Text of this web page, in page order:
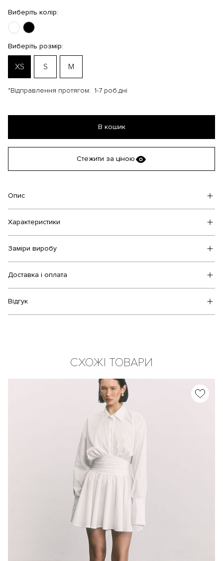
Виберіть колір:
Виберіть розмір:
XS S M
*Відправлення протягом: 1-7 роб.дні
В кошик
Стежити за ціною
Опис
Характеристики
Заміри виробу
Доставка і оплата
Відгук
СХОЖІ ТОВАРИ